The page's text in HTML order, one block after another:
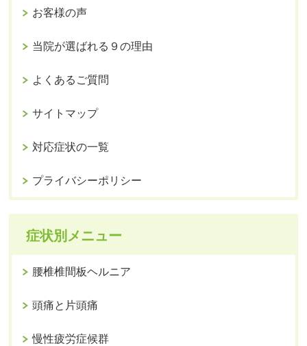
お客様の声
当院が選ばれる９の理由
よくあるご質問
サイトマップ
対応症状の一覧
プライバシーポリシー
症状別メニュー
腰椎椎間板ヘルニア
頭痛と片頭痛
慢性疲労症候群